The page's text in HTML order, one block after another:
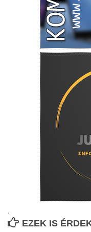
.
EZEK IS